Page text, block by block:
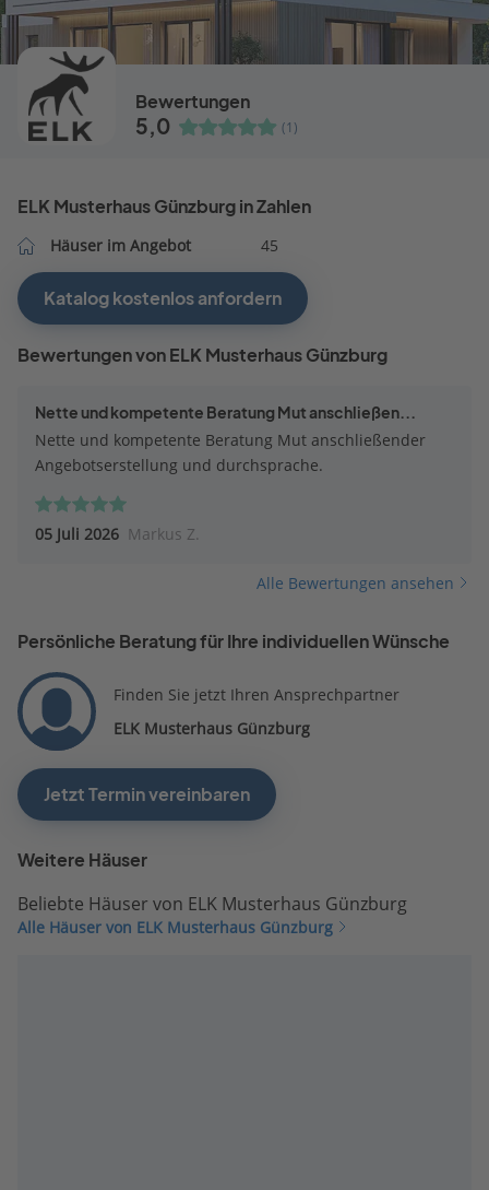
Bewertungen
5,0 (1)
ELK Musterhaus Günzburg in Zahlen
Häuser im Angebot 45
Katalog kostenlos anfordern
Bewertungen von ELK Musterhaus Günzburg
Nette und kompetente Beratung Mut anschließen...
Nette und kompetente Beratung Mut anschließender
Angebotserstellung und durchsprache.
05 Juli 2026 Markus Z.
Alle Bewertungen ansehen
Persönliche Beratung für Ihre individuellen Wünsche
Finden Sie jetzt Ihren Ansprechpartner
ELK Musterhaus Günzburg
Jetzt Termin vereinbaren
Weitere Häuser
Beliebte Häuser von ELK Musterhaus Günzburg
Alle Häuser von ELK Musterhaus Günzburg